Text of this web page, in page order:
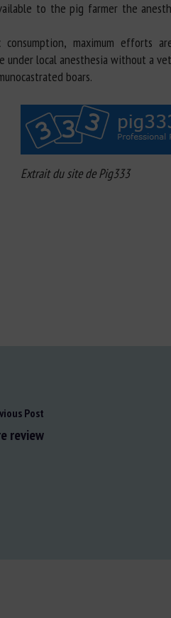
to the pig farmer the
maximum efforts
under local anesthesia without a
boars.
Extrait du site de Pig333
Post
review